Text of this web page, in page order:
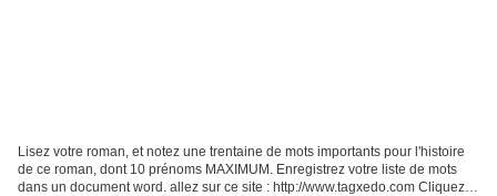
Lisez votre roman, et notez une trentaine de mots importants pour l'histoire
de ce roman, dont 10 prénoms MAXIMUM. Enregistrez votre liste de mots
dans un document word. allez sur ce site : http://www.tagxedo.com Cliquez